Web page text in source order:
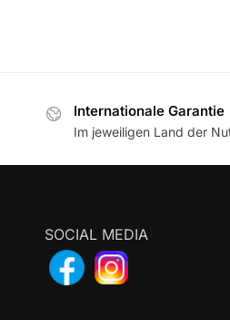
Internationale Garantie
Im jeweiligen Land der
SOCIAL MEDIA